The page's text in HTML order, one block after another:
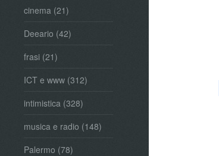
cinema (21)
Deeario (42)
frasi (21)
ICT e www (312)
intimistica (328)
musica e radio (148)
Palermo (78)